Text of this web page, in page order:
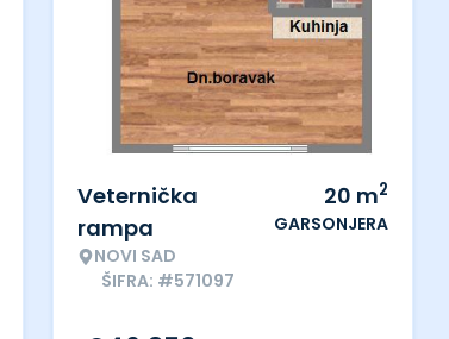
Veternička
rampa
NOVI SAD
ŠIFRA: #571097
20 m2
GARSONJERA